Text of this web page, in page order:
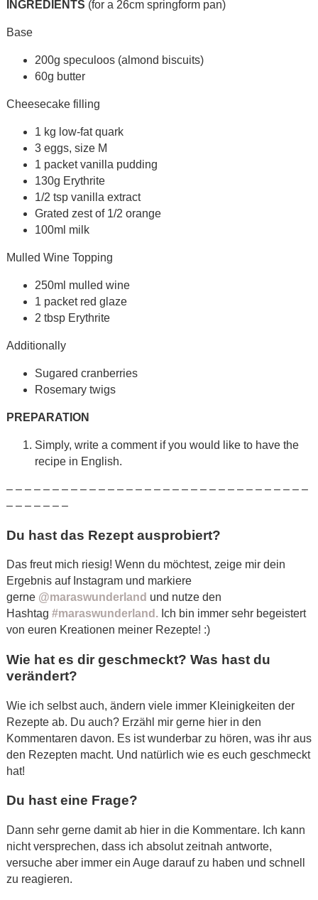
INGREDIENTS (for a 26cm springform pan)
Base
200g speculoos (almond biscuits)
60g butter
Cheesecake filling
1 kg low-fat quark
3 eggs, size M
1 packet vanilla pudding
130g Erythrite
1/2 tsp vanilla extract
Grated zest of 1/2 orange
100ml milk
Mulled Wine Topping
250ml mulled wine
1 packet red glaze
2 tbsp Erythrite
Additionally
Sugared cranberries
Rosemary twigs
PREPARATION
Simply, write a comment if you would like to have the
recipe in English.
– – – – – – – – – – – – – – – – – – – – – – – – – – – – – – – – –
– – – – – – –
Du hast das Rezept ausprobiert?
Das freut mich riesig! Wenn du möchtest, zeige mir dein
Ergebnis auf Instagram und markiere
gerne @maraswunderland und nutze den
Hashtag #maraswunderland.Ich bin immer sehr begeistert
von euren Kreationen meiner Rezepte! :)
Wie hat es dir geschmeckt? Was hast du
verändert?
Wie ich selbst auch, ändern viele immer Kleinigkeiten der
Rezepte ab. Du auch? Erzähl mir gerne hier in den
Kommentaren davon. Es ist wunderbar zu hören, was ihr aus
den Rezepten macht. Und natürlich wie es euch geschmeckt
hat!
Du hast eine Frage?
Dann sehr gerne damit ab hier in die Kommentare. Ich kann
nicht versprechen, dass ich absolut zeitnah antworte,
versuche aber immer ein Auge darauf zu haben und schnell
zu reagieren.